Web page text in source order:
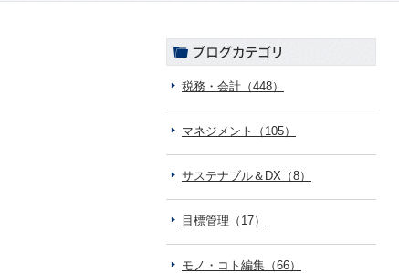
税務・会計（448）
マネジメント（105）
サステナブル＆DX（8）
目標管理（17）
モノ・コト編集（66）